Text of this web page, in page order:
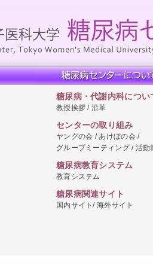
糖尿病・代謝内科につい
教授挨拶 / 沿革
センターの取り組み
ヤングの会 / あけぼの会 /
グループミーティング / 活動
糖尿病教育システム
教育システム
糖尿病関連サイト
国内サイト/ 海外サイト